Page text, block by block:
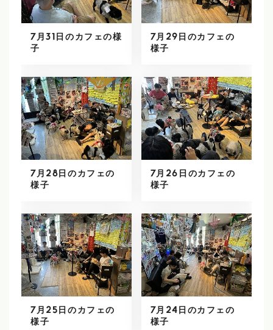
7月31日のカフェの様
子
7月29日のカフェの
様子
7月28日のカフェの
様子
7月26日のカフェの
様子
7月25日のカフェの
様子
7月24日のカフェの
様子